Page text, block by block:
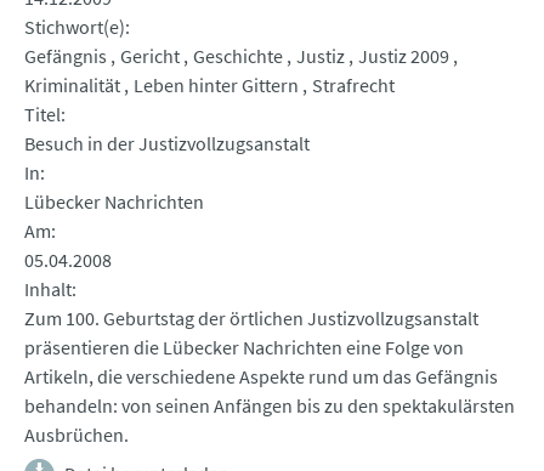
Stichwort(e)
Gefängnis Gericht Geschichte Justiz Justiz 2009
Kriminalität Leben hinter Gittern
Strafrecht
Titel
Besuch in der Justizvollzugsanstalt
In
Lübecker Nachrichten
Am
05.04.2008
Inhalt
Zum 100. Geburtstag der örtlichen Justizvollzugsanstalt
präsentieren die Lübecker Nachrichten eine Folge von
Artikeln, die verschiedene Aspekte rund um das Gefängnis
behandeln: von seinen Anfängen bis zu den spektakulärsten
Ausbrüchen.